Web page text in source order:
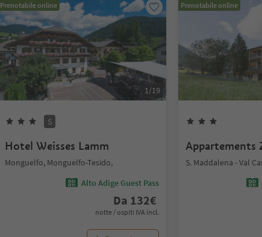
Prenotabile online
1/19
S
Hotel Weisses Lamm
Monguelfo, Monguelfo-Tesido,
Alto Adige Guest Pass
Da 132€
notte / ospiti IVA incl.
Prenotabile online
Appartements
S. Maddalena - Val